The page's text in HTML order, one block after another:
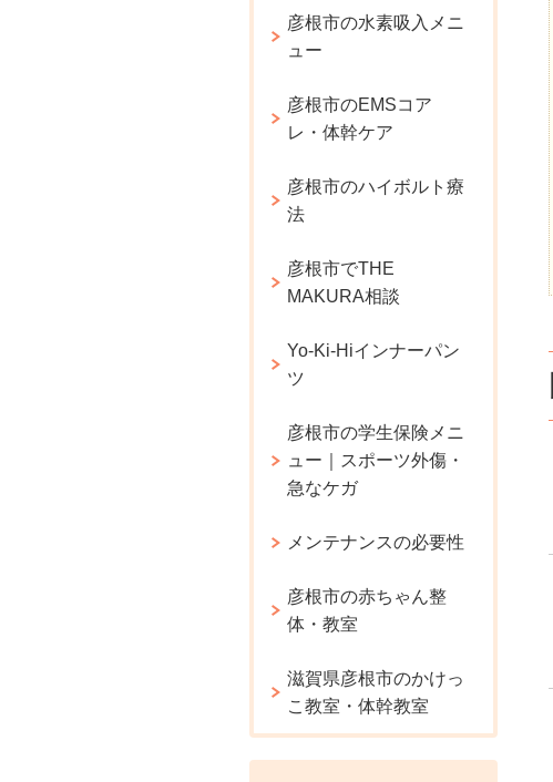
彦根市の水素吸入メニ
ュー
彦根市のEMSコア
レ・体幹ケア
彦根市のハイボルト療
法
彦根市でTHE
MAKURA相談
Yo-Ki-Hiインナーパン
ツ
彦根市の学生保険メニ
ュー｜スポーツ外傷・
急なケガ
メンテナンスの必要性
彦根市の赤ちゃん整
体・教室
滋賀県彦根市のかけっ
こ教室・体幹教室